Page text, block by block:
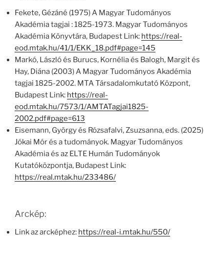
Fekete, Gézáné (1975) A Magyar Tudományos
Akadémia tagjai : 1825-1973. Magyar Tudományos
Akadémia Könyvtára, Budapest Link: https://real-
eod.mtak.hu/41/1/EKK_18.pdf#page=145
Markó, László és Burucs, Kornélia és Balogh, Margit és
Hay, Diána (2003) A Magyar Tudományos Akadémia
tagjai 1825-2002. MTA Társadalomkutató Központ,
Budapest Link: https://real-
eod.mtak.hu/7573/1/AMTATagjai1825-
2002.pdf#page=613
Eisemann, György és Rózsafalvi, Zsuzsanna, eds. (2025)
Jókai Mór és a tudományok. Magyar Tudományos
Akadémia és az ELTE Humán Tudományok
Kutatóközpontja, Budapest Link:
https://real.mtak.hu/233486/
Arckép:
Link az arcképhez: https://real-i.mtak.hu/550/